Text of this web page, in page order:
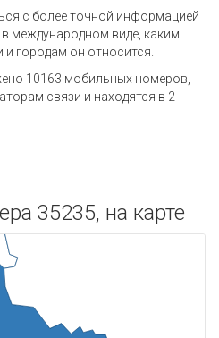
с более точной информацией
международном виде, каким
городам он относится.
10163 мобильных номеров,
связи и находятся в 2
35235, на карте